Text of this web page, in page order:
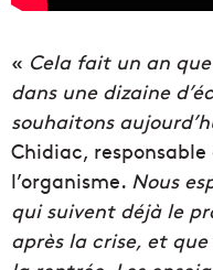
« Cela fait un an
dans une dizaine
souhaitons
Chidiac,
l’organisme. Nous
qui suivent déjà le
après la crise, et